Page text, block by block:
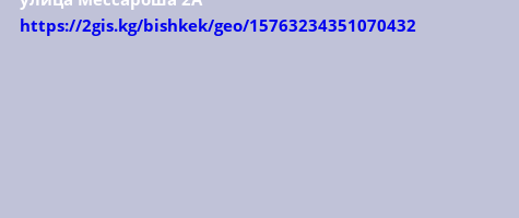
https://2gis.kg/bishkek/geo/15763234351070432